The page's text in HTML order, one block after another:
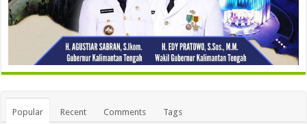
Popular Recent Comments Tags